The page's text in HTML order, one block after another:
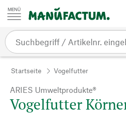
Zum Inhalt springen
Startseite Vogelfutter
ARIES Umweltprodukte®
Vogelfutter